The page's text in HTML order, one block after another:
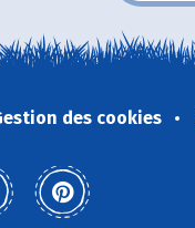
des cookies